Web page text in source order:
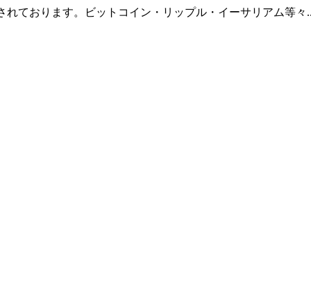
れております。ビットコイン・リップル・イーサリアム等